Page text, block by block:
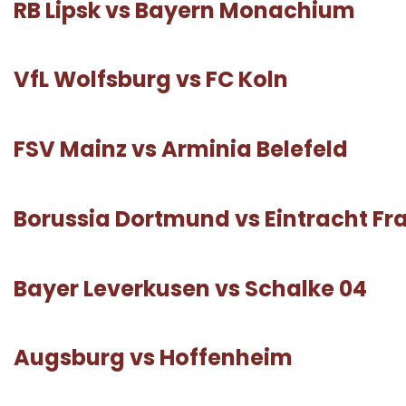
RB Lipsk vs Bayern Monachium
VfL Wolfsburg vs FC Koln
FSV Mainz vs Arminia Belefeld
Borussia Dortmund vs Eintracht
Bayer Leverkusen vs Schalke 04
Augsburg vs Hoffenheim